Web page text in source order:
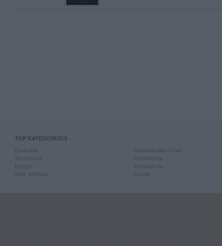
TOP KATEGORIJOS
Knygos
Mob. telefonai
Kompiuterija
Žaislai